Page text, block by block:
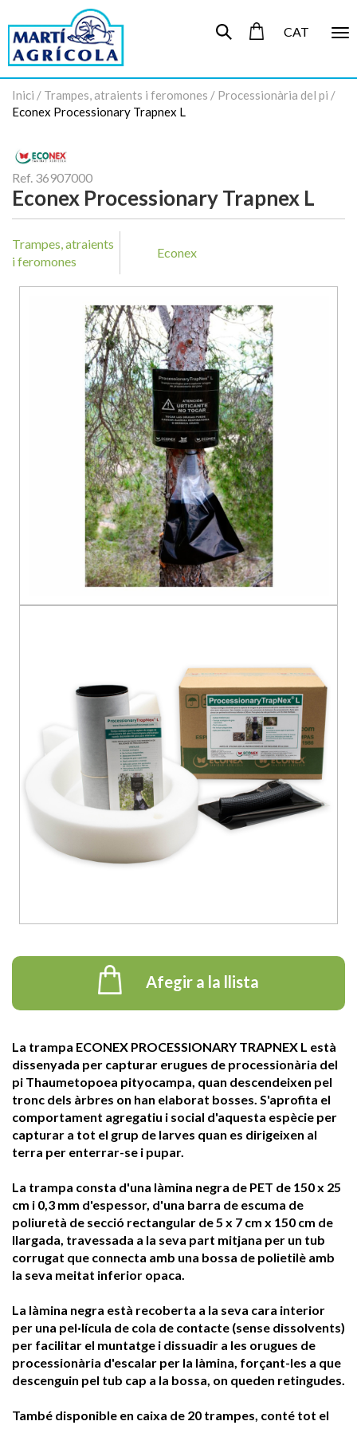
CAT
Inici / Trampes, atraients i feromones / Processionària del pi /
Econex Processionary Trapnex L
Ref. 36907000
Econex Processionary Trapnex L
Trampes, atraients
i feromones
Econex
Afegir a la llista
La trampa ECONEX PROCESSIONARY TRAPNEX L està
dissenyada per capturar erugues de processionària del
pi Thaumetopoea pityocampa, quan descendeixen pel
tronc dels àrbres on han elaborat bosses. S'aprofita el
comportament agregatiu i social d'aquesta espècie per
capturar a tot el grup de larves quan es dirigeixen al
terra per enterrar-se i pupar.
La trampa consta d'una làmina negra de PET de 150 x 25
cm i 0,3 mm d'espessor, d'una barra de escuma de
poliuretà de secció rectangular de 5 x 7 cm x 150 cm de
llargada, travessada a la seva part mitjana per un tub
corrugat que connecta amb una bossa de polietilè amb
la seva meitat inferior opaca.
La làmina negra està recoberta a la seva cara interior
per una pel·lícula de cola de contacte (sense dissolvents)
per facilitar el muntatge i dissuadir a les orugues de
processionària d'escalar per la làmina, forçant-les a que
descenguin pel tub cap a la bossa, on queden retingudes.
També disponible en caixa de 20 trampes, conté tot el